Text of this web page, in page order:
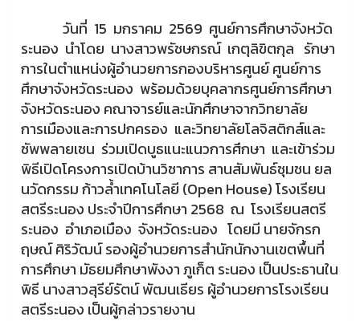
วันที่ 15 มกราคม 2569 ศูนย์การศึกษาจังหวัด
ระนอง นำโดย นางสาวพรัชษกรณ์ เกตุลิขิตกุล รักษา
การในตำแหน่งผู้อำนวยการกองบริหารศูนย์ ศูนย์การ
ศึกษาจังหวัดระนอง พร้อมด้วยบุคลากรศูนย์การศึกษา
จังหวัดระนอง คณาจารย์และนักศึกษาจากวิทยาลัย
การเมืองและการปกครอง และวิทยาลัยโลจิสติกส์และ
ซัพพลายเชน ร่วมเปิดบูธแนะแนวการศึกษา และเข้าร่วม
พิธีเปิดโครงการเปิดบ้านวิชาการ สานสัมพันธ์ชุมชน ยล
นวัดกรรม ก้าวล้ำเทคโนโลยี (Open House) โรงเรียน
สตรีระนอง ประจำปีการศึกษา 2568 ณ โรงเรียนสตรี
ระนอง อำเภอเมือง จังหวัดระนอง โดยมี นายจักรก
ฤษณ์ ศิริวัฒน์ รองผู้อำนวยการสำนักนักงานเขตพื้นที่
การศึกษา มัธยมศึกษาพังงา ภูเก็ต ระนอง เป็นประธานใน
พิธี นางสาวสุรีย์รัตน์ พัฒนเธียร ผู้อำนวยการโรงเรียน
สตรีระนอง เป็นผู้กล่าวรายงาน